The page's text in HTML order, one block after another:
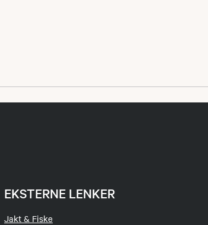
EKSTERNE LENKER
Jakt & Fiske